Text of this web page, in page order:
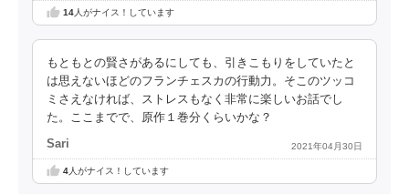
14人がナイス！しています
もともとの賢さがあるにしても、引きこもりをしていたと
は思えないほどのフランチェスカの行動力。そこのツッコ
ミさえなければ、ストレスもなく非常に楽しいお話でし
た。ここまでで、原作１巻分くらいかな？
Sari 2021年04月30日
4人がナイス！しています